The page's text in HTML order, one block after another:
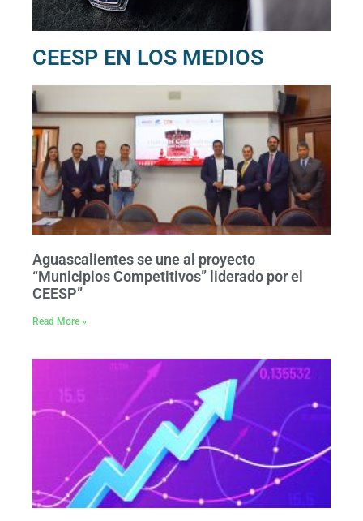
CEESP EN LOS MEDIOS
Aguascalientes se une al proyecto
“Municipios Competitivos” liderado por el
CEESP”
Read More »